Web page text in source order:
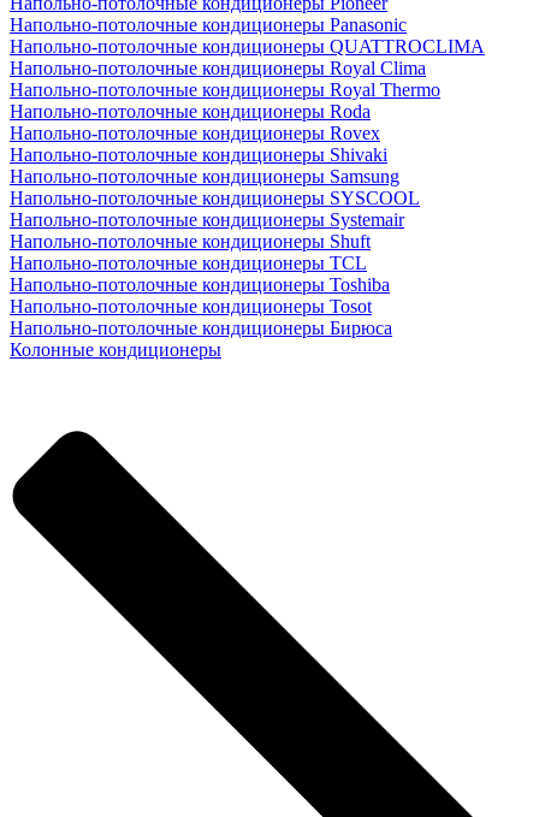
Напольно-потолочные кондиционеры Panasonic
Напольно-потолочные кондиционеры QUATTROCLIMA
Напольно-потолочные кондиционеры Royal Clima
Напольно-потолочные кондиционеры Royal Thermo
Напольно-потолочные кондиционеры Roda
Напольно-потолочные кондиционеры Rovex
Напольно-потолочные кондиционеры Shivaki
Напольно-потолочные кондиционеры Samsung
Напольно-потолочные кондиционеры SYSCOOL
Напольно-потолочные кондиционеры Systemair
Напольно-потолочные кондиционеры Shuft
Напольно-потолочные кондиционеры TCL
Напольно-потолочные кондиционеры Toshiba
Напольно-потолочные кондиционеры Tosot
Напольно-потолочные кондиционеры Бирюса
Колонные кондиционеры